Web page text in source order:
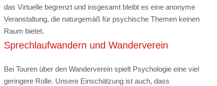
das Virtuelle begrenzt und insgesamt bleibt es eine anonyme
Veranstaltung, die naturgemäß für psychische Themen keinen
Raum bietet.
Sprechlaufwandern und Wanderverein
Bei Touren über den Wanderverein spielt Psychologie eine viel
geringere Rolle. Unsere Einschätzung ist auch, dass